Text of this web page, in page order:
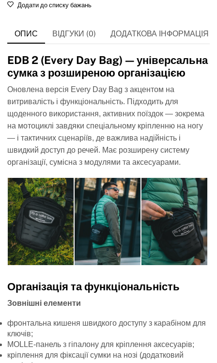
Додати до списку бажань
ОПИС ВІДГУКИ (0) ДОДАТКОВА ІНФОРМАЦІЯ
EDB 2 (Every Day Bag) — універсальна
сумка з розширеною організацією
Оновлена версія Every Day Bag з акцентом на
витривалість і функціональність. Підходить для
щоденного використання, активних поїздок — зокрема
на мотоциклі завдяки спеціальному кріпленню на ногу
— і тактичних сценаріїв, де важлива надійність і
швидкий доступ до речей. Має розширену систему
організації, сумісна з модулями та аксесуарами.
Організація та функціональність
Зовнішні елементи
фронтальна кишеня швидкого доступу з карабіном для
ключів;
MOLLE-панель з гіпалону для кріплення аксесуарів;
кріплення для фіксації сумки на нозі (додатковий